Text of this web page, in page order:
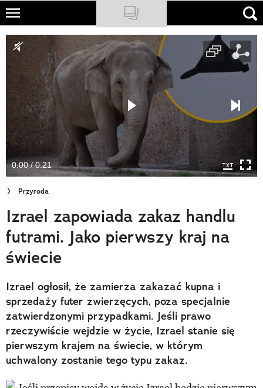
Skip
main
content
NATIONAL GEOGRAPHIC
TRAVELER
PODCASTY
Sklep
Newsletter
Cuda Polski
Wielki Konkurs Fotograficzny
Trendbook Podróżniczy
Polecane
0:00 / 0:21
Przyroda
Izrael zapowiada zakaz handlu
futrami. Jako pierwszy kraj na
świecie
Izrael ogłosił, że zamierza zakazać kupna i
sprzedaży futer zwierzęcych, poza specjalnie
zatwierdzonymi przypadkami. Jeśli prawo
rzeczywiście wejdzie w życie, Izrael stanie się
pierwszym krajem na świecie, w którym
uchwalony zostanie tego typu zakaz.